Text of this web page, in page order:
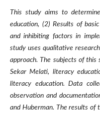
This study aims to
education, (2) Results of
and inhibiting factors in
study uses qualitative
approach. The subjects of
Sekar Melati, literacy
literacy education. Data
observation and
and Huberman. The results of